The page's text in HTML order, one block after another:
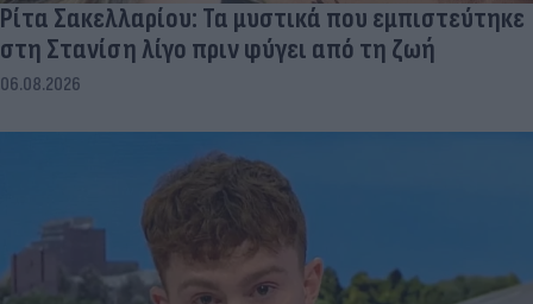
Ρίτα Σακελλαρίου: Τα μυστικά που εμπιστεύτηκε
στη Στανίση λίγο πριν φύγει από τη ζωή
06.08.2026